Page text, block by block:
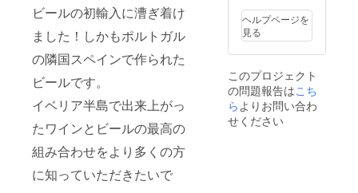
ビールの初輸入に漕ぎ着け
ました！しかもポルトガル
の隣国スペインで作られた
ビールです。
イベリア半島で出来上がっ
たワインとビールの最高の
組み合わせをより多くの方
に知っていただきたいで
はお届
のラベ
ルに表
ます。
商品開
封前に
は必ず
感じら
れる。
キャラ
メルや
トのア
ロマ。
余韻も
しっか
り感じ
-
OLORO
SO
330ml
760円
（税
抜） 綺
麗な琥
珀色。
ヘルプページを
見る
このプロジェクト
の問題報告はこち
らよりお問い合わ
せください